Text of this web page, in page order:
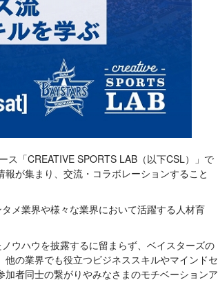
「CREATIVE SPORTS LAB（以下CSL）」で
が集まり、交流・コラボレーションすること
メ業界や様々な業界において活躍する人材育
ウハウを披露するに留まらず、ベイスターズの
の業界でも役立つビジネススキルやマインドセ
者同士の繋がりやみなさまのモチベーションア